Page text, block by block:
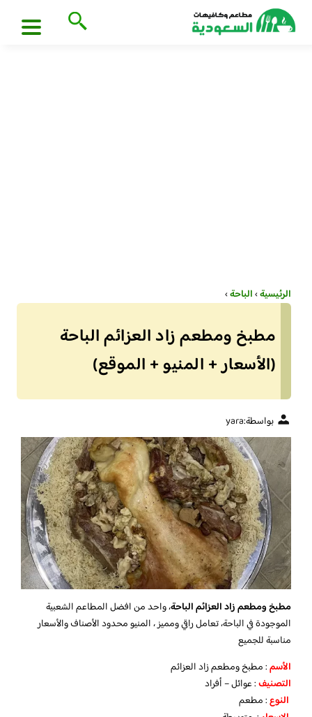
الرئيسية›الباحة›
مطبخ ومطعم زاد العزائم الباحة
(الأسعار + المنيو + الموقع)
بواسطة:yara
مطبخ ومطعم زاد العزائم الباحة، واحد من افضل المطاعم الشعبية
الموجودة في الباحة، تعامل راقي ومميز ، المنيو محدود الأصناف والأسعار
مناسبة للجميع
الأسم: مطبخ ومطعم زاد العزائم
التصنيف: عوائل – أفراد
النوع: مطعم